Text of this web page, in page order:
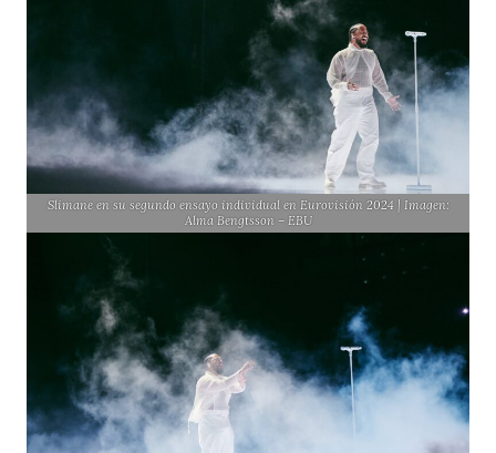
Slimane en su segundo ensayo individual en Eurovisión 2024 | Imagen:
Alma Bengtsson – EBU